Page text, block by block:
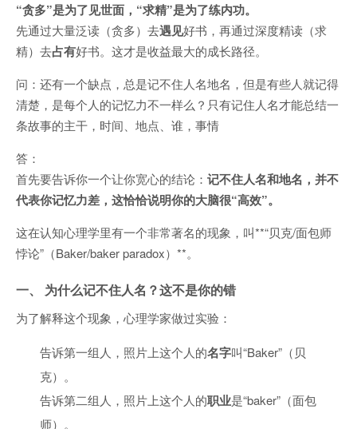
“贪多”是为了见世面，“求精”是为了练内功。
先通过大量泛读（贪多）去遇见好书，再通过深度精读（求
精）去占有好书。这才是收益最大的成长路径。
问：还有一个缺点，总是记不住人名地名，但是有些人就记得
清楚，是每个人的记忆力不一样么？只有记住人名才能总结一
条故事的主干，时间、地点、谁，事情
答：
首先要告诉你一个让你宽心的结论： 记不住人名和地名，并不
代表你记忆力差，这恰恰说明你的大脑很“高效”。
这在认知心理学里有一个非常著名的现象，叫**“贝克/面包师
悖论”（Baker/baker paradox）**。
一、 为什么记不住人名？这不是你的错
为了解释这个现象，心理学家做过实验：
告诉第一组人，照片上这个人的名字叫“Baker”（贝
克）。
告诉第二组人，照片上这个人的职业是“baker”（面包
师）。